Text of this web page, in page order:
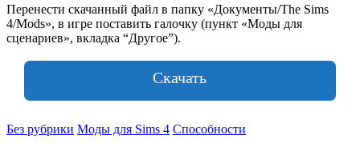
Перенести скачанный файл в папку «Документы/The Sims
4/Mods», в игре поставить галочку (пункт «Моды для
сценариев», вкладка “Другое”).
Скачать
Без рубрики Моды для Sims 4 Способности